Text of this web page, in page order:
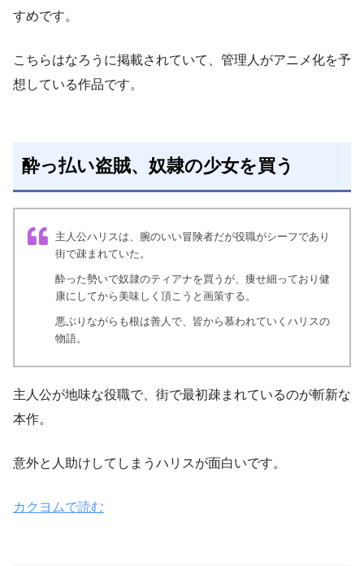
すめです。
こちらはなろうに掲載されていて、管理人がアニメ化を予
想している作品です。
酔っ払い盗賊、奴隷の少女を買う
主人公ハリスは、腕のいい冒険者だが役職がシーフであり
街で疎まれていた。
酔った勢いで奴隷のティアナを買うが、痩せ細っており健
康にしてから美味しく頂こうと画策する。
悪ぶりながらも根は善人で、皆から慕われていくハリスの
物語。
主人公が地味な役職で、街で最初疎まれているのが斬新な
本作。
意外と人助けしてしまうハリスが面白いです。
カクヨムで読む